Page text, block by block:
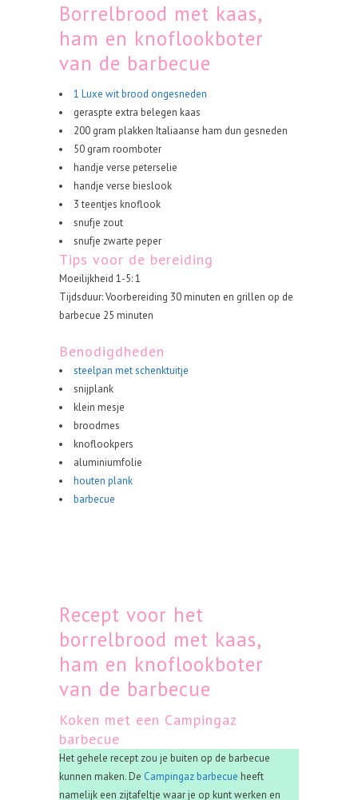
Borrelbrood met kaas,
ham en knoflookboter
van de barbecue
1 Luxe wit brood ongesneden
geraspte extra belegen kaas
200 gram plakken Italiaanse ham dun gesneden
50 gram roomboter
handje verse peterselie
handje verse bieslook
3 teentjes knoflook
snufje zout
snufje zwarte peper
Tips voor de bereiding
Moeilijkheid 1-5: 1
Tijdsduur: Voorbereiding 30 minuten en grillen op de
barbecue 25 minuten
Benodigdheden
steelpan met schenktuitje
snijplank
klein mesje
broodmes
knoflookpers
aluminiumfolie
houten plank
barbecue
Recept voor het
borrelbrood met kaas,
ham en knoflookboter
van de barbecue
Koken met een Campingaz
barbecue
Het gehele recept zou je buiten op de barbecue
kunnen maken. De Campingaz barbecue heeft
namelijk een zijtafeltje waar je op kunt werken en